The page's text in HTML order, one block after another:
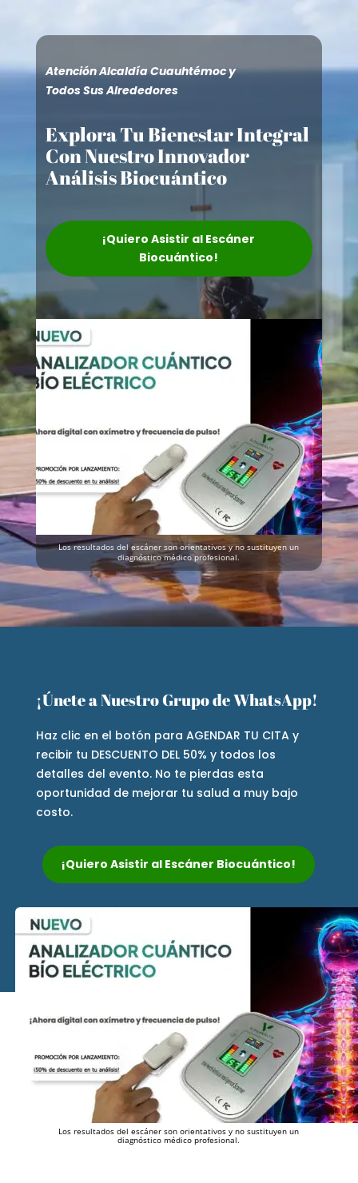
Atención Alcaldía Cuauhtémoc y
Todos Sus Alrededores
Explora Tu Bienestar Integral
Con Nuestro Innovador
Análisis Biocuántico
¡Quiero Asistir al Escáner
Biocuántico!
Los resultados del escáner son orientativos y no sustituyen un
diagnóstico médico profesional.
¡Únete a Nuestro Grupo de WhatsApp!
Haz clic en el botón para AGENDAR TU CITA y
recibir tu DESCUENTO DEL 50% y todos los
detalles del evento. No te pierdas esta
oportunidad de mejorar tu salud a muy bajo
costo.
¡Quiero Asistir al Escáner Biocuántico!
Los resultados del escáner son orientativos y no sustituyen un
diagnóstico médico profesional.